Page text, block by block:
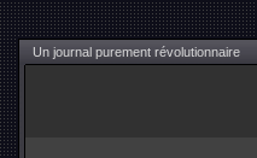
Un journal purement révolutionnaire